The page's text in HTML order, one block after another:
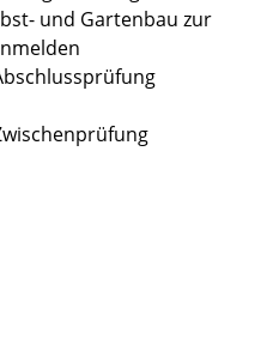
und Gartenbau zur